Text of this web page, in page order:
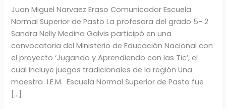
Juan Miguel Narvaez Eraso Comunicador Escuela
Normal Superior de Pasto La profesora del grado 5- 2
Sandra Nelly Medina Galvis participó en una
convocatoria del Ministerio de Educación Nacional con
el proyecto ‘Jugando y Aprendiendo con las Tic’, el
cual incluye juegos tradicionales de la región Una
maestra I.E.M. Escuela Normal Superior de Pasto fue
[…]
GANA
CONVOCATORIA
A
NIVEL
NACIONAL
PARA
PASANTIA
EN